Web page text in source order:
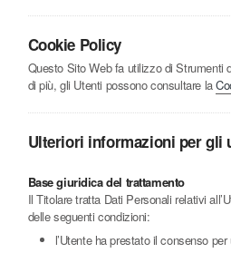
Cookie Policy
Questo Sito Web fa utilizzo di Strumenti
di più, gli Utenti possono consultare la
Ulteriori informazioni per gli
Base giuridica del trattamento
Il Titolare tratta Dati Personali relativi
delle seguenti condizioni:
l’Utente ha prestato il consenso